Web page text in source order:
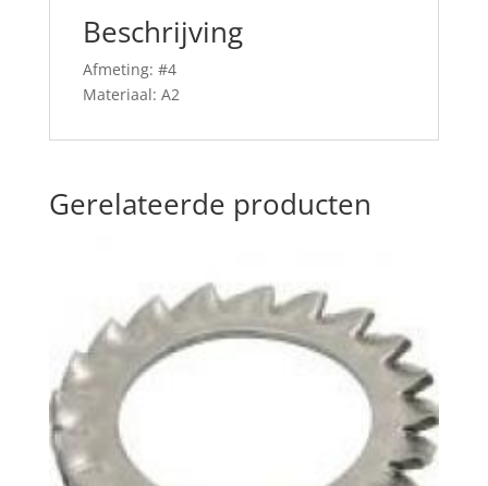
Beschrijving
Afmeting: #4
Materiaal: A2
Gerelateerde producten